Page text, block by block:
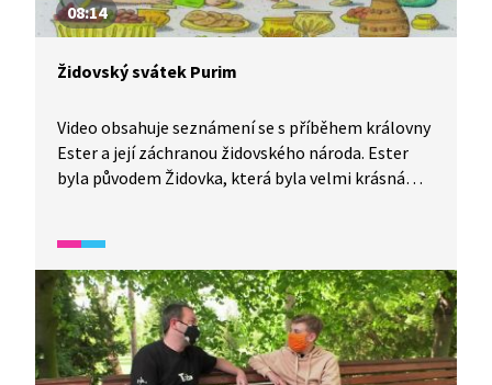
08:14
Židovský svátek Purim
Video obsahuje seznámení se s příběhem královny
Ester a její záchranou židovského národa. Ester
byla původem Židovka, která byla velmi krásná
a vítězství se slaví dodnes svátek Purim, kdy Židé
hodují, radují se a obdarovávají chudé.